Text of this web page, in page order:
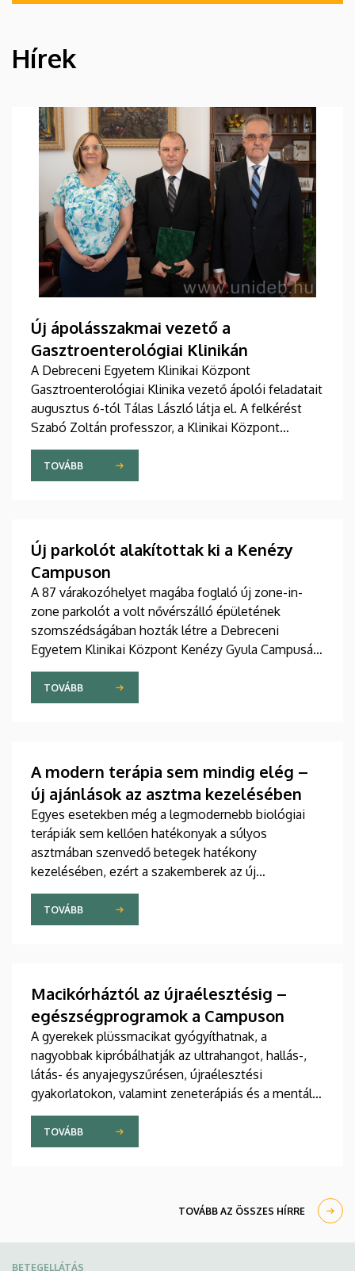
HÍREK
Hírek
Új ápolásszakmai vezető a
Gasztroenterológiai Klinikán
A Debreceni Egyetem Klinikai Központ
Gasztroenterológiai Klinika vezető ápolói feladatait
augusztus 6-tól Tálas László látja el. A felkérést
Szabó Zoltán professzor, a Klinikai Központ
elnöke, valamint Szőllősi Anna ápolási és
szakdolgozói igazgató adta át pénteken
ünnepélyes keretek között az Elnöki Hivatalban.
TOVÁBB
Új parkolót alakítottak ki a Kenézy
Campuson
A 87 várakozóhelyet magába foglaló új zone-in-
zone parkolót a volt nővérszálló épületének
szomszédságában hozták létre a Debreceni
Egyetem Klinikai Központ Kenézy Gyula Campusán.
Az új területet várhatóan augusztusban nyitják meg
a járművek előtt.
TOVÁBB
A modern terápia sem mindig elég –
új ajánlások az asztma kezelésében
Egyes esetekben még a legmodernebb biológiai
terápiák sem kellően hatékonyak a súlyos
asztmában szenvedő betegek hatékony
kezelésében, ezért a szakemberek az új
gyógyszerek kifejlesztésére irányuló kutatások
felgyorsítását sürgetik. A témában a közelmúltban
jelent meg tanulmány a világ egyik legrangosabb
szerzője a Debreceni Egyetem egyetemi tanára.
TOVÁBB
Macikórháztól az újraélesztésig –
egészségprogramok a Campuson
A gyerekek plüssmacikat gyógyíthatnak, a
nagyobbak kipróbálhatják az ultrahangot, hallás-,
látás- és anyajegyszűrésen, újraélesztési
gyakorlatokon, valamint zeneterápiás és a mentális
egészséget támogató prevenciós foglalkozásokon
is részt vehetnek a július 22-én kezdődő Campus
Fesztiválon. A Debreceni Egyetem Klinikai
Egyetem téren felállított faházaknál, illetve a
Központban.
TOVÁBB
TOVÁBB AZ ÖSSZES HÍRRE
BETEGELLÁTÁS